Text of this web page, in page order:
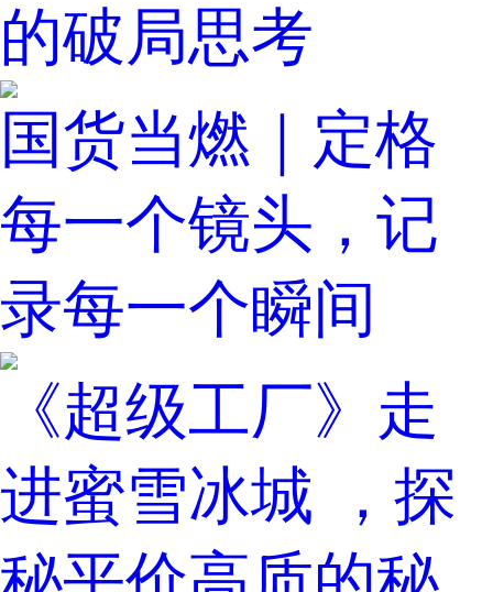
的破局思考
国货当燃｜定格
每一个镜头，记
录每一个瞬间
《超级工厂》走
进蜜雪冰城 ，探